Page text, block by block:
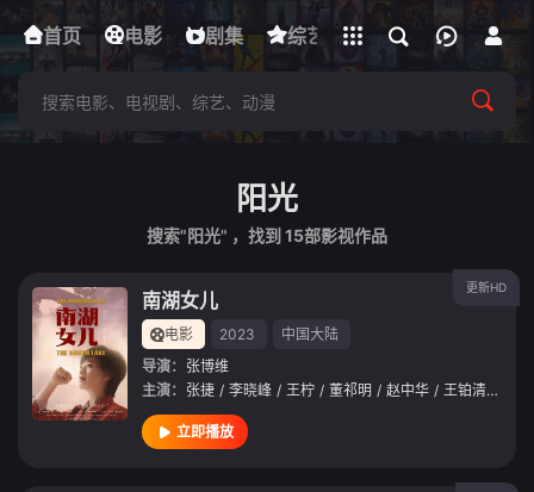
首页 电影 剧集 综艺 动漫 短剧
下载客户端
立即登录
阳光
搜索"阳光" ，找到 15部影视作品
更新HD
南湖女儿
电影 2023
中国大陆
导演： 张博维
主演： 张捷 / 李晓峰 / 王柠 / 董祁明 / 赵中华 / 王铂清 /
立即播放